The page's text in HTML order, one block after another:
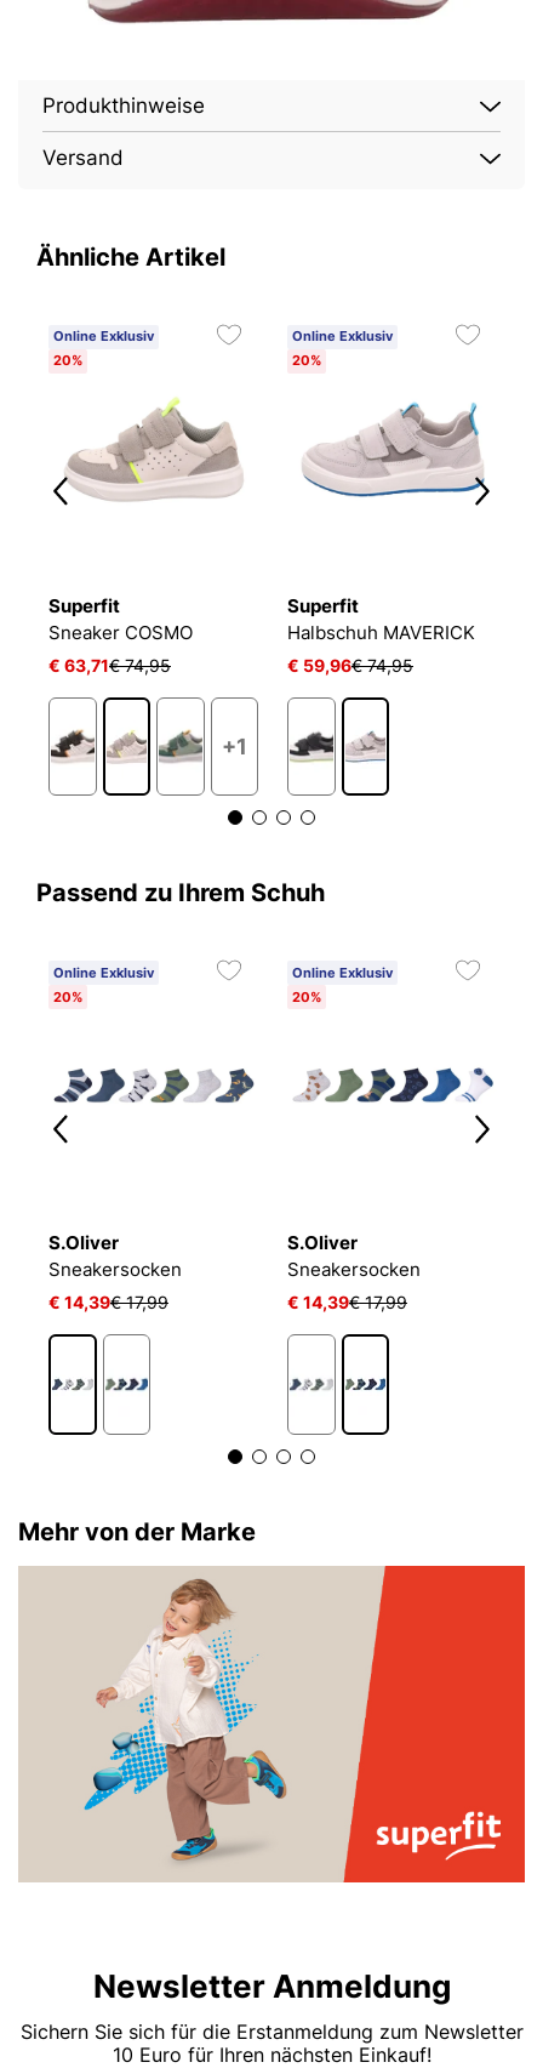
Produkthinweise
Versand
Ähnliche Artikel
Online Exklusiv
20%
Superfit
Sneaker COSMO
€ 63,71€ 74,95
+1
Online Exklusiv
20%
Superfit
Halbschuh MAVERICK
€ 59,96€ 74,95
Passend zu Ihrem Schuh
Online Exklusiv
20%
S.Oliver
Sneakersocken
€ 14,39€ 17,99
Online Exklusiv
20%
S.Oliver
Sneakersocken
€ 14,39€ 17,99
Mehr von der Marke
Newsletter Anmeldung
Sichern Sie sich für die Erstanmeldung zum Newsletter
10 Euro für Ihren nächsten Einkauf!